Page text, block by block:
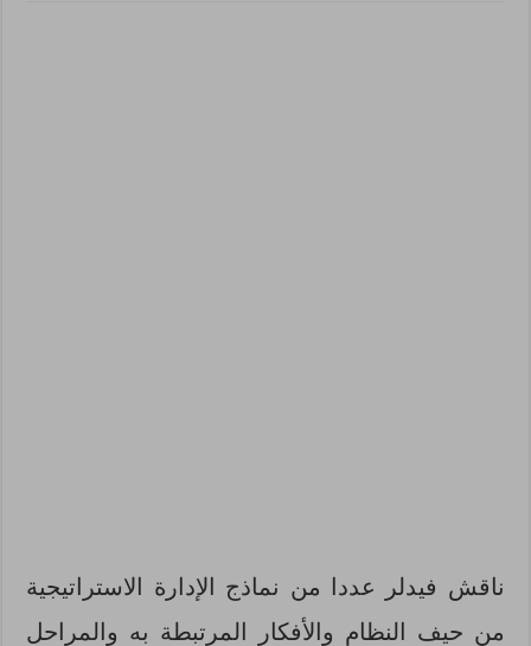
ناقش فيدلر عددا من نماذج الإدارة الاستراتيجية
من حيف النظام والأفكار المرتبطة به والمراحل